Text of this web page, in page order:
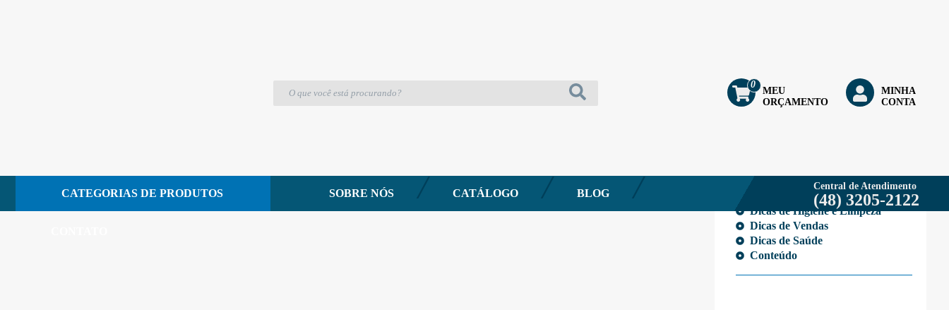
MEU
ORÇAMENTO
0
MINHA
CONTA
CATEGORIAS DE PRODUTOS SOBRE NÓS CATÁLOGO BLOG
Central de Atendimento
(48) 3205-2122
Fotos - 51306 - Saboneteira Nobre Select Aço Inox Preto com válvula Líquida XPRO
Eventos
Dicas de Higiene e Limpeza
Dicas de Vendas
Dicas de Saúde
Conteúdo